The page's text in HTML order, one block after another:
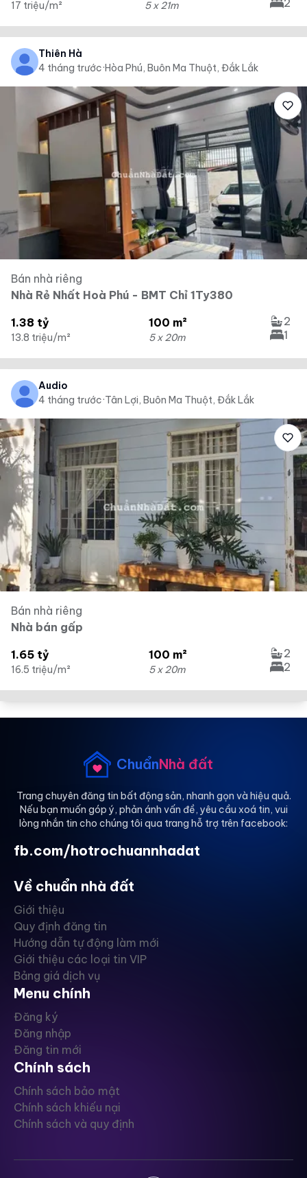
17 triệu/m² 5 x 21m
2
Thiên Hà
4 tháng trước·Hòa Phú, Buôn Ma Thuột, Đắk Lắk
Bán nhà riêng
Nhà Rẻ Nhất Hoà Phú - BMT Chỉ 1Ty380
1.38 tỷ
13.8 triệu/m²
100 m²
5 x 20m
2
1
Audio
4 tháng trước·Tân Lợi, Buôn Ma Thuột, Đắk Lắk
Bán nhà riêng
Nhà bán gấp
1.65 tỷ
16.5 triệu/m²
100 m²
5 x 20m
2
2
ChuẩnNhà đất
Trang chuyên đăng tin bất động sản, nhanh gọn và hiệu quả.
Nếu bạn muốn góp ý, phản ánh vấn đề, yêu cầu xoá tin, vui
lòng nhắn tin cho chúng tôi qua trang hỗ trợ trên facebook:
fb.com/hotrochuannhadat
Về chuẩn nhà đất
Giới thiệu
Quy định đăng tin
Hướng dẫn tự động làm mới
Giới thiệu các loại tin VIP
Bảng giá dịch vụ
Menu chính
Đăng ký
Đăng nhập
Đăng tin mới
Chính sách
Chính sách bảo mật
Chính sách khiếu nại
Chính sách và quy định